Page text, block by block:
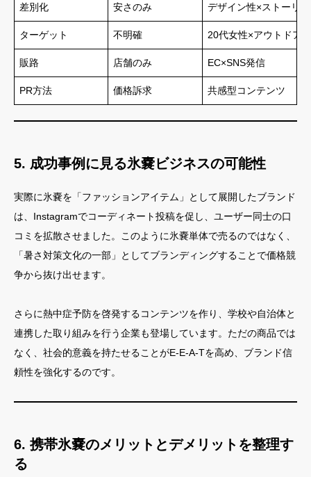
差別化 安さのみ デザイン性×ストーリ
ターゲット 不明確 20代女性×アウトドア層
販路 店舗のみ EC×SNS発信
PR方法 価格訴求 共感型コンテンツ
5. 成功事例に見る氷嚢ビジネスの可能性
実際に氷嚢を「ファッションアイテム」として展開したブランド
は、Instagramでコーディネート投稿を促し、ユーザー同士の口
コミを拡散させました。このように氷嚢単体で売るのではなく、
「暑さ対策文化の一部」としてブランディングすることで価格競
争から抜け出せます。
さらに熱中症予防を啓発するコンテンツを作り、学校や自治体と
連携した取り組みを行う企業も登場しています。ただの商品では
なく、社会的意義を持たせることがE-E-A-Tを高め、ブランド信
頼性を強化するのです。
6. 携帯氷嚢のメリットとデメリットを整理す
る